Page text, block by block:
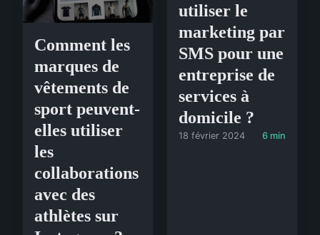
Comment les
marques de
vêtements de
sport peuvent-
elles utiliser
les
collaborations
avec des
athlètes sur
utiliser le
marketing par
SMS pour une
entreprise de
services à
domicile ?
18 février 2024 6 min